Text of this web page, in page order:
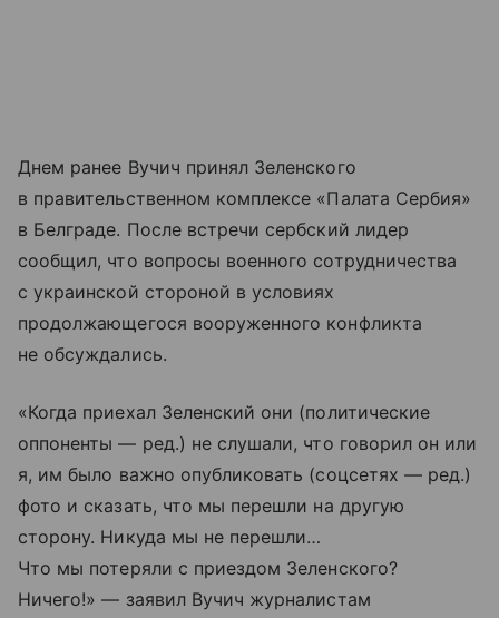
Днем ранее Вучич принял Зеленского
в правительственном комплексе «Палата Сербия»
в Белграде. После встречи сербский лидер
сообщил, что вопросы военного сотрудничества
с украинской стороной в условиях
продолжающегося вооруженного конфликта
не обсуждались.
«Когда приехал Зеленский они (политические
оппоненты — ред.) не слушали, что говорил он или
я, им было важно опубликовать (соцсетях — ред.)
фото и сказать, что мы перешли на другую
сторону. Никуда мы не перешли…
Что мы потеряли с приездом Зеленского?
Ничего!» — заявил Вучич журналистам